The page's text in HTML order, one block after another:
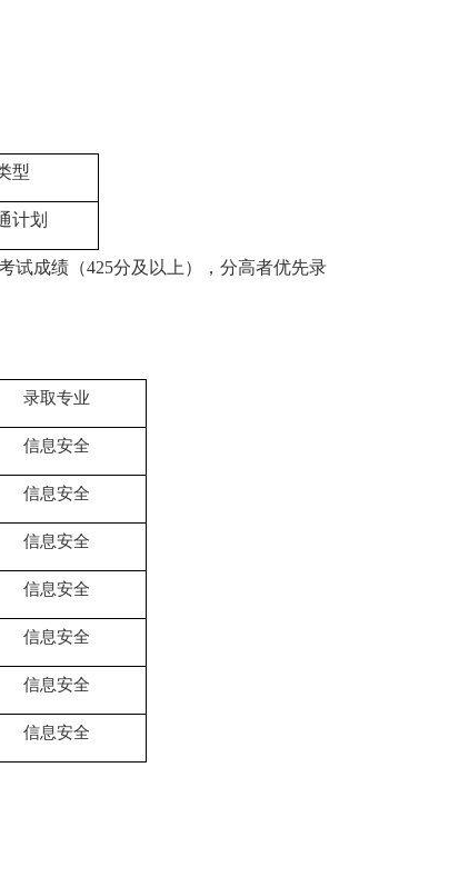
型
计划
试成绩（425分及以上），分高者优先录
录取专业
信息安全
信息安全
信息安全
信息安全
信息安全
信息安全
信息安全